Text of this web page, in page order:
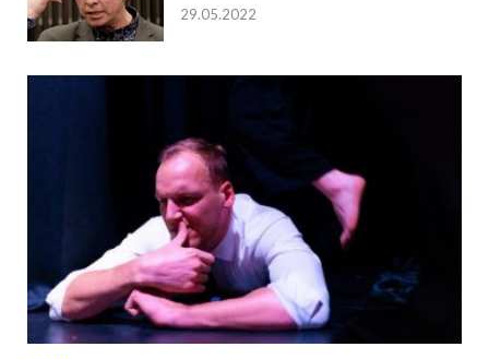
29.05.2022